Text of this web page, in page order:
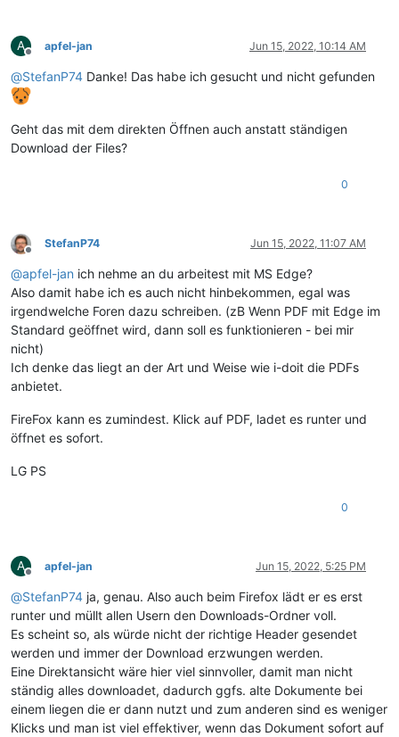
A
Offline
apfel-jan Jun 15, 2022, 10:14 AM
@StefanP74 Danke! Das habe ich gesucht und nicht gefunden
Geht das mit dem direkten Öffnen auch anstatt ständigen
Download der Files?
0
Offline
StefanP74 Jun 15, 2022, 11:07 AM
@apfel-jan ich nehme an du arbeitest mit MS Edge?
Also damit habe ich es auch nicht hinbekommen, egal was
irgendwelche Foren dazu schreiben. (zB Wenn PDF mit Edge im
Standard geöffnet wird, dann soll es funktionieren - bei mir
nicht)
Ich denke das liegt an der Art und Weise wie i-doit die PDFs
anbietet.
FireFox kann es zumindest. Klick auf PDF, ladet es runter und
öffnet es sofort.
LG PS
0
A
Offline
apfel-jan Jun 15, 2022, 5:25 PM
@StefanP74 ja, genau. Also auch beim Firefox lädt er es erst
runter und müllt allen Usern den Downloads-Ordner voll.
Es scheint so, als würde nicht der richtige Header gesendet
werden und immer der Download erzwungen werden.
Eine Direktansicht wäre hier viel sinnvoller, damit man nicht
ständig alles downloadet, dadurch ggfs. alte Dokumente bei
einem liegen die er dann nutzt und zum anderen sind es weniger
Klicks und man ist viel effektiver, wenn das Dokument sofort auf